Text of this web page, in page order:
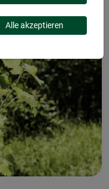
Alle akzeptieren